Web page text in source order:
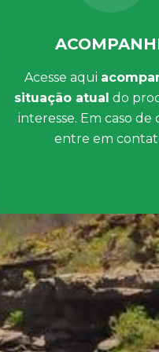
Acesse aqui
situação atual do
interesse. Em caso de
entre em